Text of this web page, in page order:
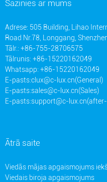
Sazinies ar mums
Adrese: 505 Building, Lihao
Road Nr.78, Longgang,
Tālr.: +86-755-28706575
Tālrunis: +86-15220162049
Whatsapp: +86-15220162049
E-pasts:clux@c-lux.cn(General)
E-pasts:sales@c-lux.cn(Sales)
E-pasts:support@c-
Ātrā saite
Viedās mājas apgaismojums
Viedais biroja apgaismojums